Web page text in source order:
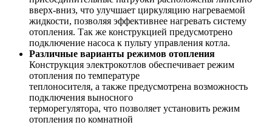
вверх-вниз, что улучшает циркуляцию нагреваемой
жидкости, позволяя эффективнее нагревать систему
отопления. Так же конструкцией предусмотрено
подключение насоса к пульту управления котла.
Различные варианты режимов отопления
Конструкция электрокотлов обеспечивает режим
отопления по температуре
теплоносителя, а также предусмотрена возможность
подключения выносного
терморегулятора, что позволяет установить режим
отопления по комнатной